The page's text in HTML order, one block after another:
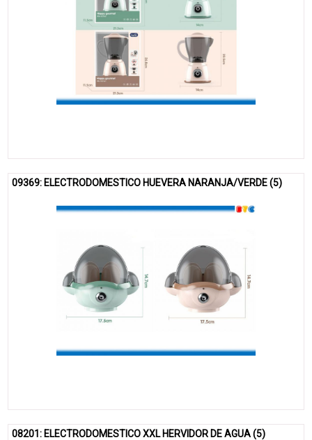
09369: ELECTRODOMESTICO HUEVERA NARANJA/VERDE (5)
08201: ELECTRODOMESTICO XXL HERVIDOR DE AGUA (5)